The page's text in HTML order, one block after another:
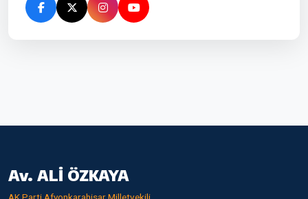
Av. ALİ ÖZKAYA